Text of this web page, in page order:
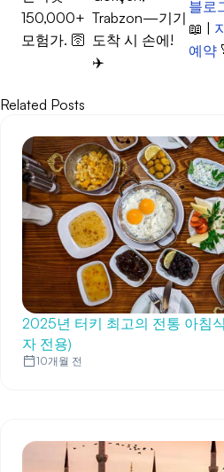
150,000+
모험가. 🛜
Trabzon—기기
도착 시 손에!
✈️
블로
📖 |
예약
Related Posts
2025년 터키 최고의 전통 아침
자 전용)
10개월 전